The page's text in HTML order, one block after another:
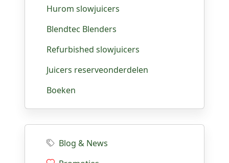
Hurom slowjuicers
Blendtec Blenders
Refurbished slowjuicers
Juicers reserveonderdelen
Boeken
Blog & News